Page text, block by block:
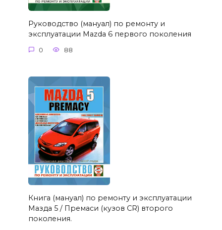
Руководство (мануал) по ремонту и
эксплуатации Mazda 6 первого поколения
0 88
Книга (мануал) по ремонту и эксплуатации
Мазда 5 / Премаси (кузов CR) второго
поколения.